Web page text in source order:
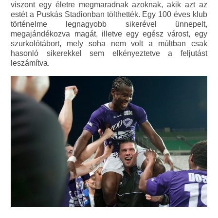
viszont egy életre megmaradnak azoknak, akik azt az
estét a Puskás Stadionban tölthették. Egy 100 éves klub
történelme legnagyobb sikerével ünnepelt,
megajándékozva magát, illetve egy egész várost, egy
szurkolótábort, mely soha nem volt a múltban csak
hasonló sikerekkel sem elkényeztetve a feljutást
leszámítva.